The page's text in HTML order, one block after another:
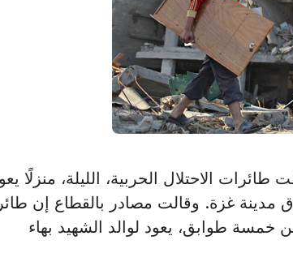
أ / قصفت طائرات الاحتلال الحربية، الليلة، منزلًا
مدينة غزة. وقالت مصادر بالقطاع إن
طوابق، يعود لوالد الشهيد بهاء